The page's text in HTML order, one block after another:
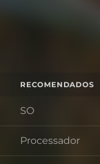
RECOMENDADOS
SO
Processador